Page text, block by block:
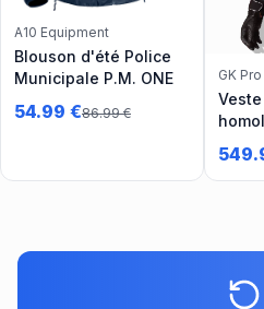
A10 Equipment
Blouson d'été Police
Municipale P.M. ONE
54.99 €86.99€
GK Pro
Veste